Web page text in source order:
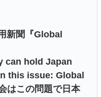
新聞『Global
can hold Japan
this issue: Global
はこの問題で日本